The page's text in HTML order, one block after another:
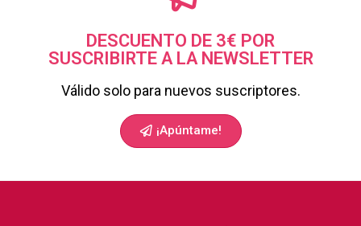
DESCUENTO DE 3€ POR
SUSCRIBIRTE A LA NEWSLETTER
Válido solo para nuevos suscriptores.
¡Apúntame!